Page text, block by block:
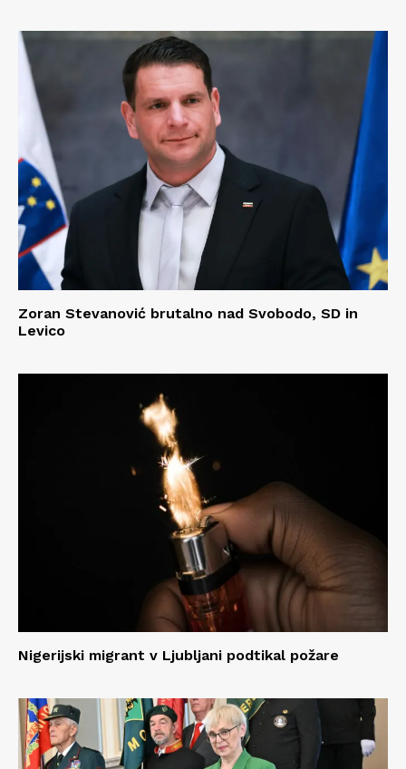
Zoran Stevanović brutalno nad Svobodo, SD in
Levico
Nigerijski migrant v Ljubljani podtikal požare